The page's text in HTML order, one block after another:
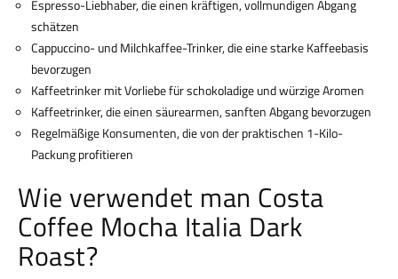
Espresso-Liebhaber, die einen kräftigen, vollmundigen Abgang
schätzen
Cappuccino- und Milchkaffee-Trinker, die eine starke Kaffeebasis
bevorzugen
Kaffeetrinker mit Vorliebe für schokoladige und würzige Aromen
Kaffeetrinker, die einen säurearmen, sanften Abgang bevorzugen
Regelmäßige Konsumenten, die von der praktischen 1-Kilo-
Packung profitieren
Wie verwendet man Costa
Coffee Mocha Italia Dark
Roast?